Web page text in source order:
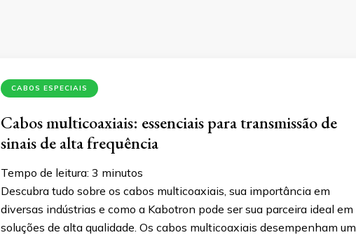
CABOS ESPECIAIS
Cabos multicoaxiais: essenciais para transmissão de
sinais de alta frequência
Tempo de leitura: 3 minutos
Descubra tudo sobre os cabos multicoaxiais, sua importância em
diversas indústrias e como a Kabotron pode ser sua parceira ideal em
soluções de alta qualidade. Os cabos multicoaxiais desempenham um